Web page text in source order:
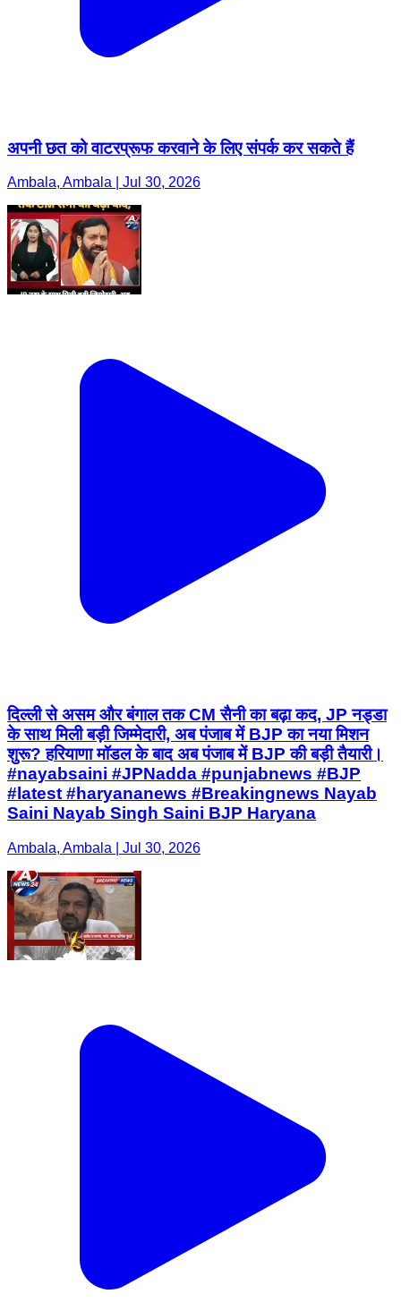
अपनी छत को वाटरप्रूफ करवाने के लिए संपर्क कर सकते हैं
Ambala, Ambala | Jul 30, 2026
दिल्ली से असम और बंगाल तक CM सैनी का बढ़ा कद, JP नड्डा
के साथ मिली बड़ी जिम्मेदारी, अब पंजाब में BJP का नया मिशन
शुरू? हरियाणा मॉडल के बाद अब पंजाब में BJP की बड़ी तैयारी।
#nayabsaini #JPNadda #punjabnews #BJP
#latest #haryananews #Breakingnews Nayab
Saini Nayab Singh Saini BJP Haryana
Ambala, Ambala | Jul 30, 2026